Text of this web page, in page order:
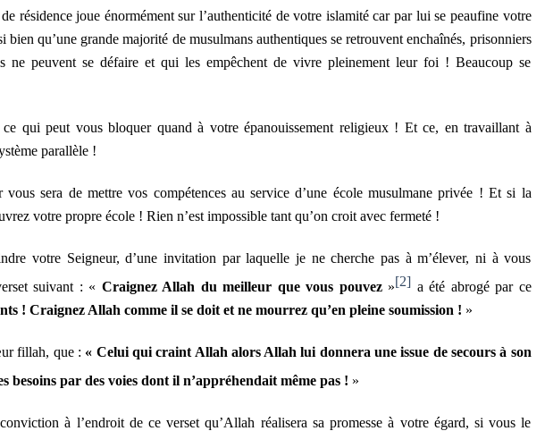
résidence joue énormément sur l’authenticité de votre islamité car par lui se peaufine votre
qu’une grande majorité de musulmans authentiques se retrouvent enchaînés, prisonniers
ne peuvent se défaire et qui les empêchent de vivre pleinement leur foi ! Beaucoup se
qui peut vous bloquer quand à votre épanouissement religieux ! Et ce, en travaillant à
parallèle !
vous sera de mettre vos compétences au service d’une école musulmane privée ! Et si la
votre propre école ! Rien n’est impossible tant qu’on croit avec fermeté !
votre Seigneur, d’une invitation par laquelle je ne cherche pas à m’élever, ni à vous
suivant : « Craignez Allah du meilleur que vous pouvez»[2] a été abrogé par ce
! Craignez Allah comme il se doit et ne mourrez qu’en pleine soumission ! »
fillah, que : « Celui qui craint Allah alors Allah lui donnera une issue de secours à son
besoins par des voies dont il n’appréhendait même pas ! »
à l’endroit de ce verset qu’Allah réalisera sa promesse à votre égard, si vous le